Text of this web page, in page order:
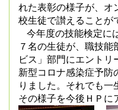
れた表彰の様子が、オ
校生徒で讃えることが
今年度の技能検定に
７名の生徒が、職技
ビス」部門にエントリ
新型コロナ感染症予防
りました。それでも
その様子を今後ＨＰに